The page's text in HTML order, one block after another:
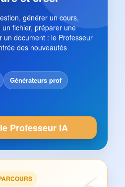
générer un cours,
fichier, préparer une
un document : le Professeur
des nouveautés
Générateurs prof
Professeur IA